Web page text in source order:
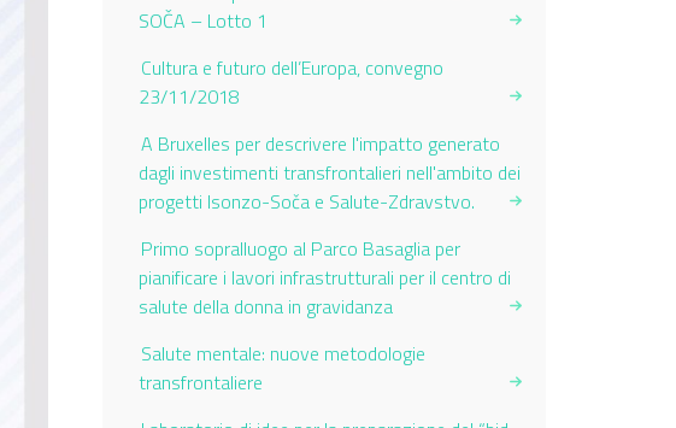
SOČA – Lotto 1
Cultura e futuro dell’Europa, convegno
23/11/2018
A Bruxelles per descrivere l'impatto generato
dagli investimenti transfrontalieri nell'ambito dei
progetti Isonzo-Soča e Salute-Zdravstvo.
Primo sopralluogo al Parco Basaglia per
pianificare i lavori infrastrutturali per il centro di
salute della donna in gravidanza
Salute mentale: nuove metodologie
transfrontaliere